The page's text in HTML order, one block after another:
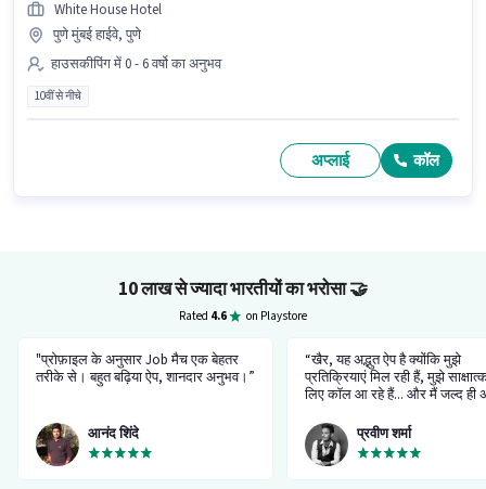
White House Hotel
पुणे मुंबई हाईवे, पुणे
हाउसकीपिंग में 0 - 6 वर्षो का अनुभव
10वीं से नीचे
अप्लाई कॉल
10 लाख से ज्यादा भारतीयों का भरोसा🤝
Rated 4.6 on Playstore
"प्रोफ़ाइल के अनुसार Job मैच एक बेहतर
तरीके से। बहुत बढ़िया ऐप, शानदार अनुभव।”
आनंद शिंदे
“खैर, यह अद्भुत ऐप है क्योंकि मुझे
प्रतिक्रियाएं मिल रही हैं, मुझे
लिए कॉल आ रहे हैं... और मैं जल्द ही
प्रवीण शर्मा